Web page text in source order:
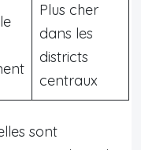
Plus cher
dans les
districts
centraux
sont